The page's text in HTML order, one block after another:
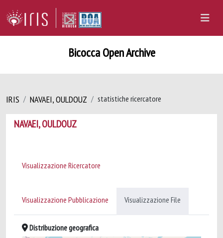
Bicocca Open Archive
IRIS NAVAEI, OULDOUZ statistiche ricercatore
NAVAEI, OULDOUZ
Visualizzazione Ricercatore
Visualizzazione Pubblicazione Visualizzazione File
Distribuzione geografica